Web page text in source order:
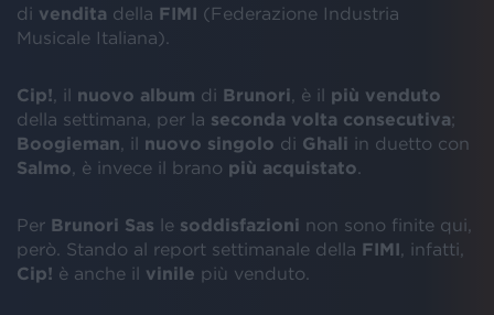
di vendita della FIMI (Federazione Industria
Musicale Italiana).
Cip! , il nuovo album di Brunori , è il più venduto
della settimana, per la seconda volta consecutiva;
Boogieman , il nuovo singolo di Ghali in duetto con
Salmo , è invece il brano più acquistato
Per Brunori Sas le soddisfazioni non sono finite qui,
però. Stando al report settimanale della FIMI , infatti,
Cip! è anche il vinile più venduto.